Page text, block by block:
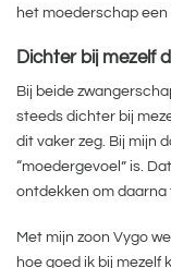
het moederschap
Dichter bij mezelf
Bij beide
steeds dichter bij
dit vaker zeg. Bij mijn
“moedergevoel” is.
ontdekken om
Met mijn zoon Vygo
hoe goed ik bij mezelf